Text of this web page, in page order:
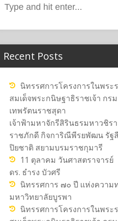
Recent Posts
นิทรรศการโครงการในพระ
สมเด็จพระกนิษฐาธิราชเจ้า กร
เทพรัตนราชสุดา
เจ้าฟ้ามหาจักรีสิรินธรมหาวชิร
ราชภักดี กิจการิณีพีรยพัฒน รัฐ
ปิยชาติ สยามบรมราชกุมารี
11 ตุลาคม วันศาสตราจารย์
ดร. ธำรง บัวศรี
นิทรรศการ ๗๐ ปี แห่งความ
มหาวิทยาลัยบูรพา
นิทรรศการโครงการในพระ